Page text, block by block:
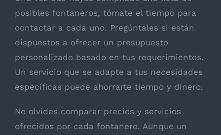
posibles fontaneros, tómate el tiempo para
contactar a cada uno. Pregúntales si están
dispuestos a ofrecer un presupuesto
personalizado basado en tus requerimientos.
Un servicio que se adapte a tus necesidades
específicas puede ahorrarte tiempo y dinero.
No olvides comparar precios y servicios
ofrecidos por cada fontanero. Aunque un